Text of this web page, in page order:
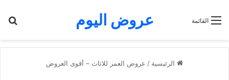
عروض اليوم القائمة
الرئيسية / عروض العمر للاثاث – أقوى العروض